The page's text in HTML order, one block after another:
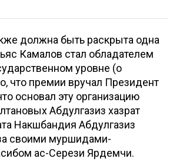
должна быть раскрыта одна
Камалов стал обладателем
уровне (о
что премии вручал Президент
основал эту организацию
Абдулгазиз хазрат
Накшбандия Абдулгазиз
своими муршидами-
ас-Серези Ярдемчи.